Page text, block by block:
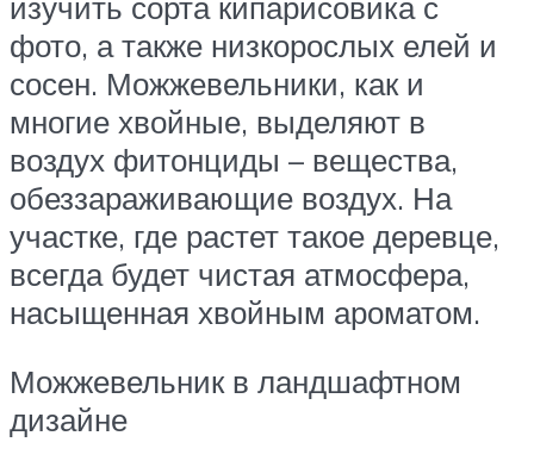
фото, а также низкорослых елей и
сосен. Можжевельники, как и
многие хвойные, выделяют в
воздух фитонциды – вещества,
обеззараживающие воздух. На
участке, где растет такое деревце,
всегда будет чистая атмосфера,
насыщенная хвойным ароматом.
Можжевельник в ландшафтном
дизайне